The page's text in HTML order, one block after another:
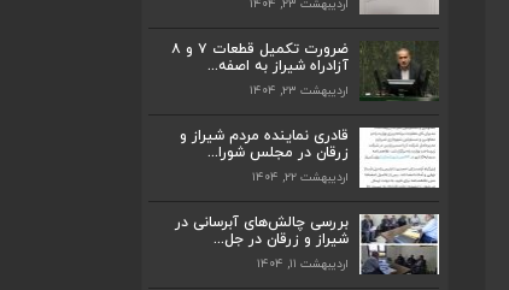
اردیبهشت ۲۳, ۱۴۰۴
ضرورت تکمیل قطعات ۷ و ۸
آزادراه شیراز به اصفه...
اردیبهشت ۲۳, ۱۴۰۴
قادری نماینده مردم شیراز و
زرقان در مجلس شورا...
اردیبهشت ۲۲, ۱۴۰۴
بررسی چالش‌های آبرسانی در
شیراز و زرقان در جل...
اردیبهشت ۱۱, ۱۴۰۴
اردیبهشت ۲۳, ۱۴۰۴
قادری نماینده مردم شیراز و زرقان در مجلس
اردیبهشت ۲۲, ۱۴۰۴
بررسی چالش‌های آبرسانی در شیراز و زرقان